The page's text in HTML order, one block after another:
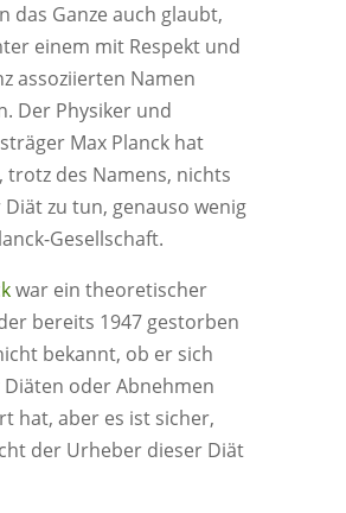
das Ganze auch glaubt,
einem mit Respekt und
assoziierten Namen
Der Physiker und
Max Planck hat
trotz des Namens, nichts
zu tun, genauso wenig
Gesellschaft.
war ein theoretischer
bereits 1947 gestorben
bekannt, ob er sich
oder Abnehmen
hat, aber es ist sicher,
der Urheber dieser Diät